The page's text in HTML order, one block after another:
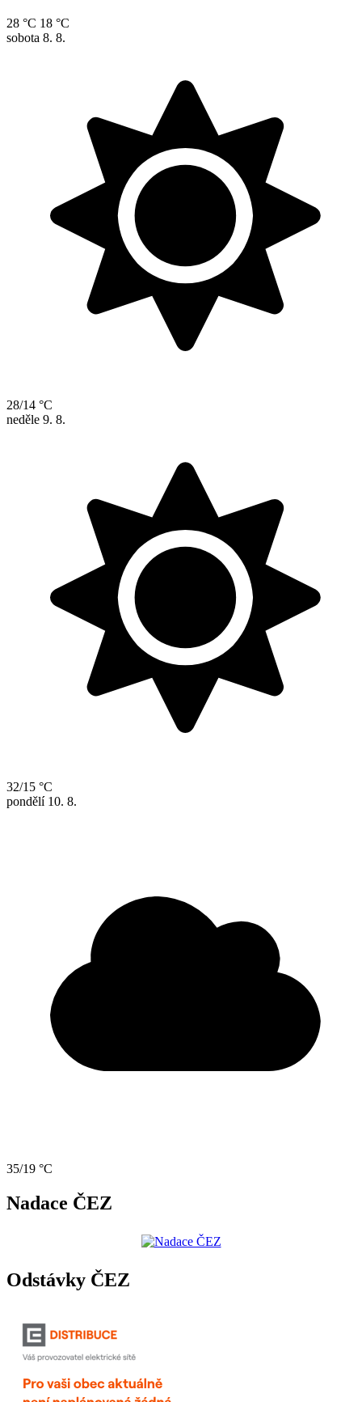
28 °C 18 °C
sobota 8. 8.
28/14 °C
neděle 9. 8.
32/15 °C
pondělí 10. 8.
35/19 °C
Nadace ČEZ
Odstávky ČEZ